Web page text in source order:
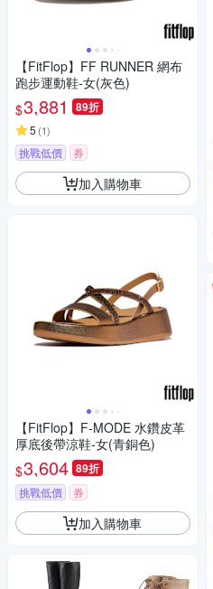
【FitFlop】FF RUNNER 網布
跑步運動鞋-女(灰色)
$3,881 89折
5 (1)
挑戰低價 券
加入購物車
【FitFlop】F-MODE 水鑽皮革
厚底後帶涼鞋-女(青銅色)
$3,604 89折
挑戰低價 券
加入購物車